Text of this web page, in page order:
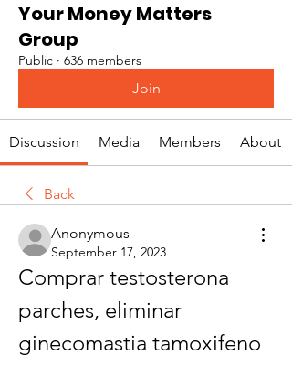
Your Money Matters
Group
Public · 636 members
Join
Discussion Media Members About
Back
Anonymous
September 17, 2023
Comprar testosterona
parches, eliminar
ginecomastia tamoxifeno